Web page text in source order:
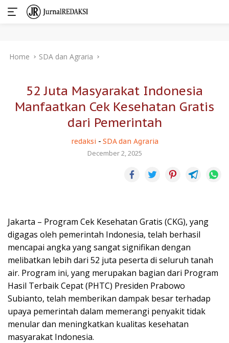
Home SDA dan Agraria
52 Juta Masyarakat Indonesia
Manfaatkan Cek Kesehatan Gratis
dari Pemerintah
redaksi - SDA dan Agraria
December 2, 2025
Jakarta – Program Cek Kesehatan Gratis (CKG), yang
digagas oleh pemerintah Indonesia, telah berhasil
mencapai angka yang sangat signifikan dengan
melibatkan lebih dari 52 juta peserta di seluruh tanah
air. Program ini, yang merupakan bagian dari Program
Hasil Terbaik Cepat (PHTC) Presiden Prabowo
Subianto, telah memberikan dampak besar terhadap
upaya pemerintah dalam memerangi penyakit tidak
menular dan meningkatkan kualitas kesehatan
masyarakat Indonesia.